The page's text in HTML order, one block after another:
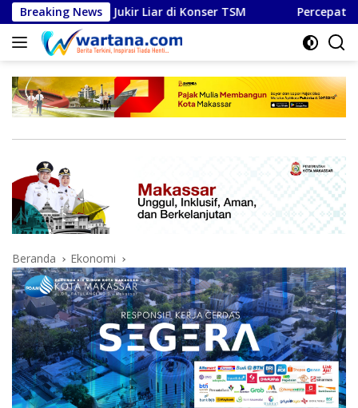
Langsung
ke
konten
Breaking News
Jukir Liar di Konser TSM Percepat konektivitas
Beranda Ekonomi